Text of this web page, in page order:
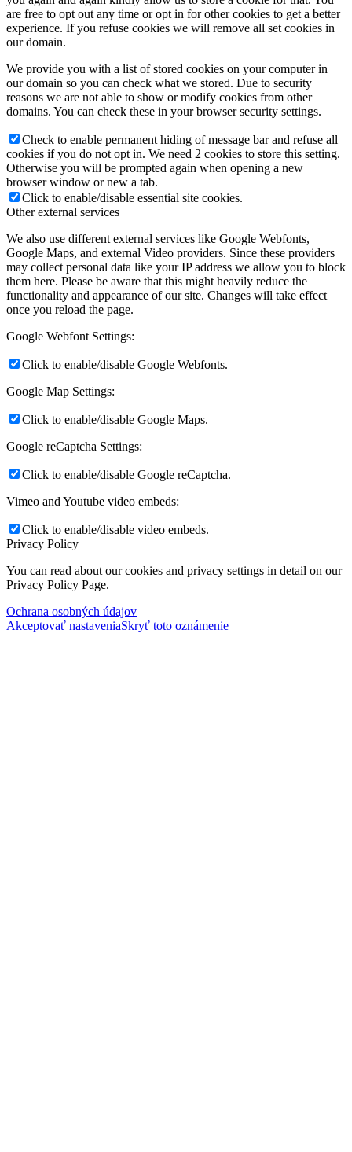
are free to opt out any time or opt in for other cookies to get a better
experience. If you refuse cookies we will remove all set cookies in
our domain.
We provide you with a list of stored cookies on your computer in
our domain so you can check what we stored. Due to security
reasons we are not able to show or modify cookies from other
domains. You can check these in your browser security settings.
Check to enable permanent hiding of message bar and refuse all
cookies if you do not opt in. We need 2 cookies to store this setting.
Otherwise you will be prompted again when opening a new
browser window or new a tab.
Click to enable/disable essential site cookies.
Other external services
We also use different external services like Google Webfonts,
Google Maps, and external Video providers. Since these providers
may collect personal data like your IP address we allow you to block
them here. Please be aware that this might heavily reduce the
functionality and appearance of our site. Changes will take effect
once you reload the page.
Google Webfont Settings:
Click to enable/disable Google Webfonts.
Google Map Settings:
Click to enable/disable Google Maps.
Google reCaptcha Settings:
Click to enable/disable Google reCaptcha.
Vimeo and Youtube video embeds:
Click to enable/disable video embeds.
Privacy Policy
You can read about our cookies and privacy settings in detail on our
Privacy Policy Page.
Ochrana osobných údajov
Akceptovať nastaveniaSkryť toto oznámenie